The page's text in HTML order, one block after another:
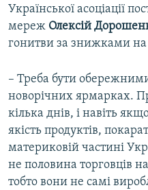
Української асоціації
мереж Олексій
гонитви за знижками
– Треба бути
новорічних ярмарках.
кілька днів, і навіть
якість продуктів,
материковій частині
не половина торговців
тобто вони не самі